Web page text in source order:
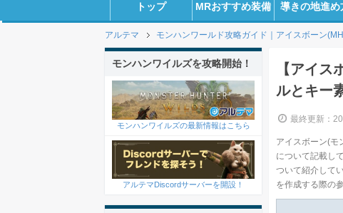
トップ MRおすすめ装備 導きの地進め
アルテマ モンハンワールド攻略ガイド｜アイスボーン
【アイ
ルとキー
最終更新：
アイスボーン(モ
について記載し
ついて紹介して
を作成する際の
モンハンワイルズを攻略開始！
モンハンワイルズの最新情報はこちら
アルテマDiscordサーバーを開設！